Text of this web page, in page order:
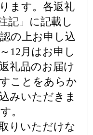
ます。各返礼
記」に記載し
の上お申し込
12月はお申し
礼品のお届け
ことをあらか
みいただきま
。
りいただけな